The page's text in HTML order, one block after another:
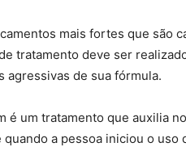
mais fortes que são
tratamento deve ser
agressivas de sua fórmula.
é um tratamento que auxilia
a pessoa iniciou o uso